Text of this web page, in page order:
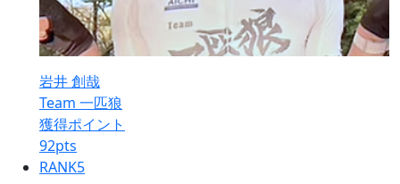
岩井 創哉
Team 一匹狼
獲得ポイント
92pts
RANK5